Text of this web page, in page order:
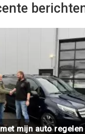
mijn auto